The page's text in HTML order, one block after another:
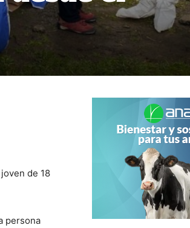
de 18
persona